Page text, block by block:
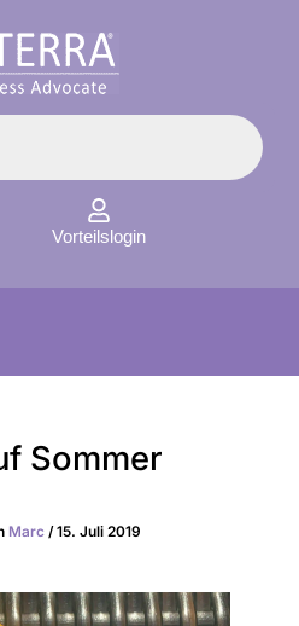
Vorteilslogin
Sommer
Marc /15. Juli 2019